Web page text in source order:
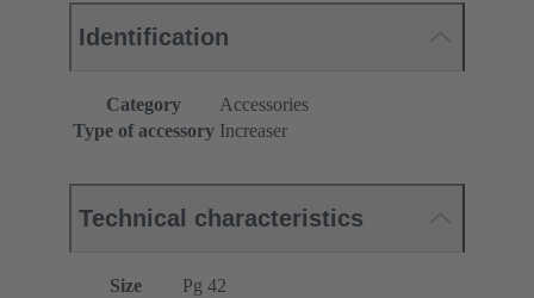
Identification
Category
Accessories
Type of accessory Increaser
Technical characteristics
Size
Pg 42